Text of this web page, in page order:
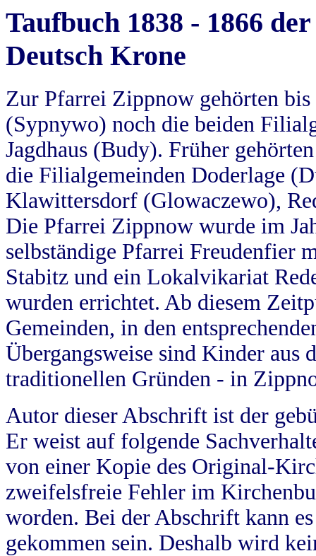
Taufbuch 1838 - 1866
Deutsch Krone
Zur Pfarrei Zippnow gehörten
(Sypnywo) noch die beiden
Jagdhaus (Budy). Früher
die Filialgemeinden Doderlage
Klawittersdorf (Glowaczewo),
Die Pfarrei Zippnow wurde im
selbständige Pfarrei Freudenfier
Stabitz und ein Lokalvikariat
wurden errichtet. Ab diesem
Gemeinden, in den
Übergangsweise sind Kinder aus
traditionellen Gründen - in
Autor dieser Abschrift ist der
Er weist auf folgende
von einer Kopie des Original-
zweifelsfreie Fehler im
worden. Bei der Abschrift kann
gekommen sein. Deshalb wird